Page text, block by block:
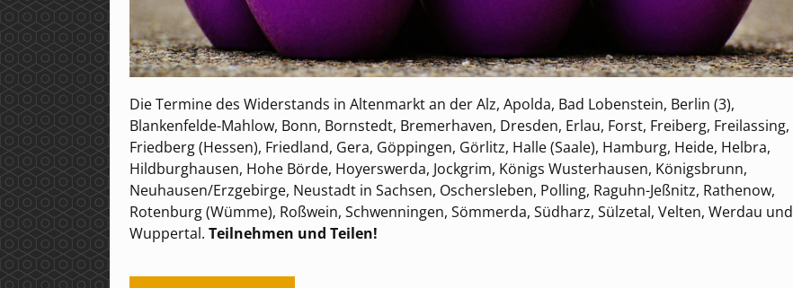
Die Termine des Widerstands in Altenmarkt an der Alz, Apolda, Bad Lobenstein, Berlin (3),
Blankenfelde-Mahlow, Bonn, Bornstedt, Bremerhaven, Dresden, Erlau, Forst, Freiberg, Freilassing,
Friedberg (Hessen), Friedland, Gera, Göppingen, Görlitz, Halle (Saale), Hamburg, Heide, Helbra,
Hildburghausen, Hohe Börde, Hoyerswerda, Jockgrim, Königs Wusterhausen, Königsbrunn,
Neuhausen/Erzgebirge, Neustadt in Sachsen, Oschersleben, Polling, Raguhn-Jeßnitz, Rathenow,
Rotenburg (Wümme), Roßwein, Schwenningen, Sömmerda, Südharz, Sülzetal, Velten, Werdau und
Wuppertal. Teilnehmen und Teilen!